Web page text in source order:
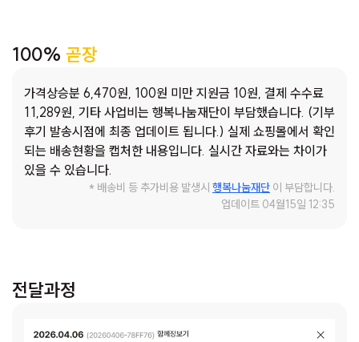
100% 곧장
가격상승분 6,470원, 100원 미만 지원금 10원, 결제 수수료
11,289원, 기타 사업비는 행복나눔재단이 부담했습니다. (기부
후기 발송시점에 최종 업데이트 됩니다.) 실제 쇼핑몰에서 확인
되는 배송현황을 캡처한 내용입니다. 실시간 자료와는 차이가
있을 수 있습니다.
* 배송비 등 추가비용 발생시 행복나눔재단 이 부담합니다.
업데이트 04월15일 12:35
전달과정